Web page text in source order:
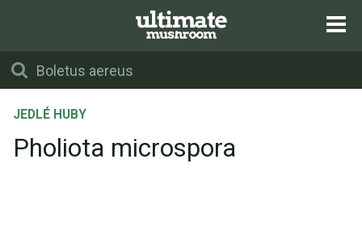
JEDLÉ HUBY
Pholiota microspora